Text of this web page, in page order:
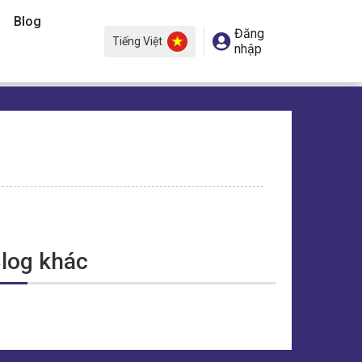
Blog
Tiếng Việt
Đăng
nhập
khác